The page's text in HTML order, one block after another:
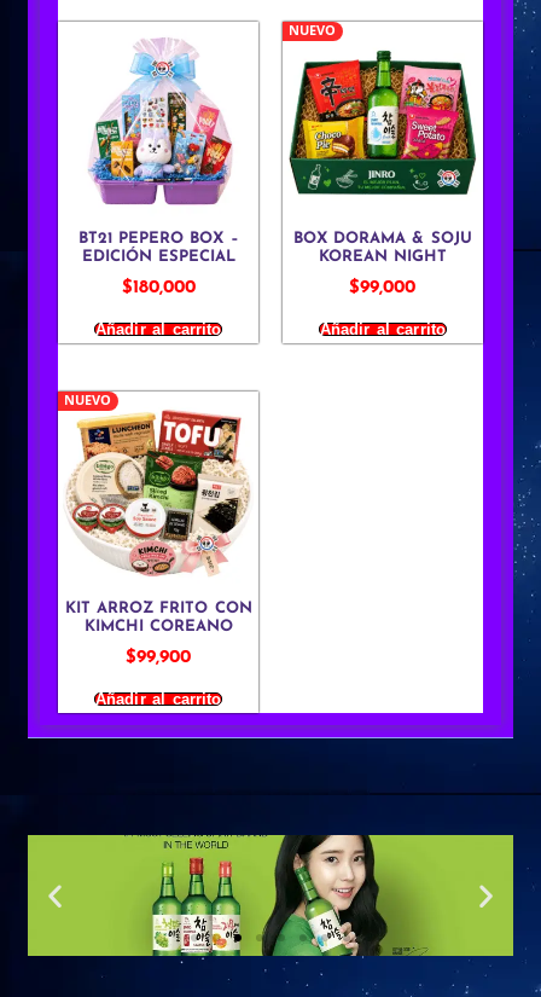
BT21 PEPERO BOX –
EDICIÓN ESPECIAL
$180,000
Añadir al carrito
NUEVO
BOX DORAMA & SOJU
KOREAN NIGHT
$99,000
Añadir al carrito
NUEVO
KIT ARROZ FRITO CON
KIMCHI COREANO
$99,900
Añadir al carrito